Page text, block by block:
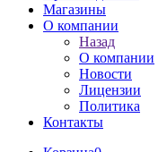
Магазины
О компании
Назад
О компании
Новости
Лицензии
Политика
Контакты